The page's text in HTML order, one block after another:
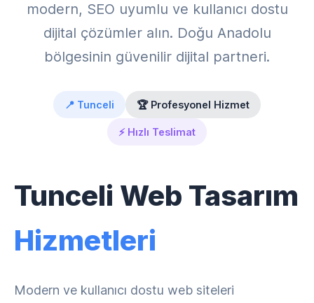
modern, SEO uyumlu ve kullanıcı dostu
dijital çözümler alın. Doğu Anadolu
bölgesinin güvenilir dijital partneri.
📍 Tunceli 🏆 Profesyonel Hizmet
⚡ Hızlı Teslimat
Tunceli Web Tasarım
Hizmetleri
Modern ve kullanıcı dostu web siteleri